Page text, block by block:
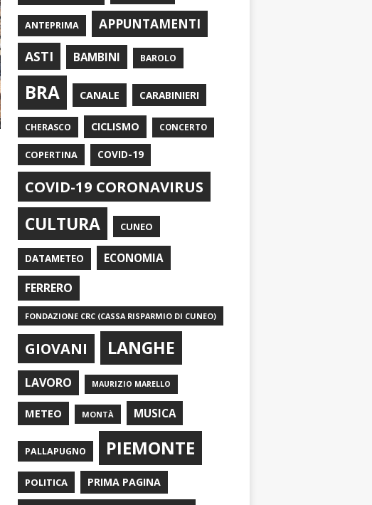
ANTEPRIMA
APPUNTAMENTI
ASTI
BAMBINI BAROLO
BRA CANALE CARABINIERI
CHERASCO CICLISMO CONCERTO
COPERTINA COVID-19
COVID-19 CORONAVIRUS
CULTURA CUNEO
DATAMETEO ECONOMIA
FERRERO
FONDAZIONE CRC (CASSA RISPARMIO DI CUNEO)
GIOVANI LANGHE
LAVORO MAURIZIO MARELLO
METEO MONTÀ MUSICA
PALLAPUGNO PIEMONTE
POLITICA PRIMA PAGINA